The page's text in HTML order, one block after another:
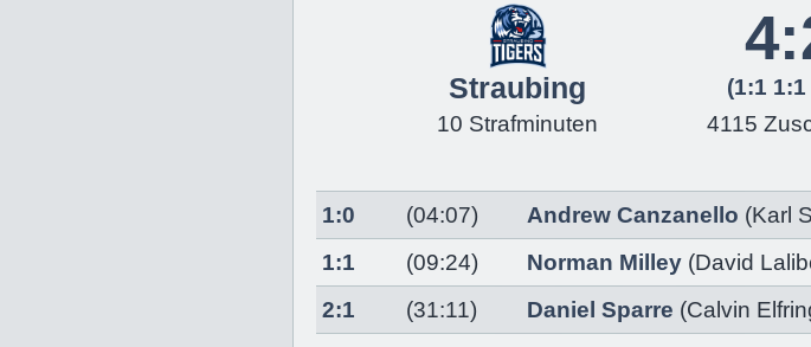
Straubing (1:1
10 Strafminuten 4115
1:0 (04:07) Andrew Canzanello (Karl
1:1
(09:24) Norman Milley (David
2:1
(31:11) Daniel Sparre (Calvin